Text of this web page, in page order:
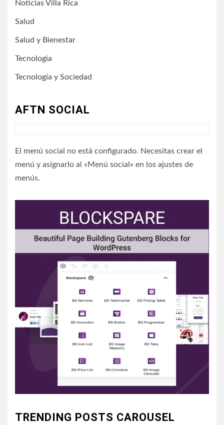
Noticias Villa Rica
Salud
Salud y Bienestar
Tecnología
Tecnología y Sociedad
AFTN SOCIAL
El menú social no está configurado. Necesitas crear el
menú y asignarlo al «Menú social» en los ajustes de
menús.
TRENDING POSTS CAROUSEL